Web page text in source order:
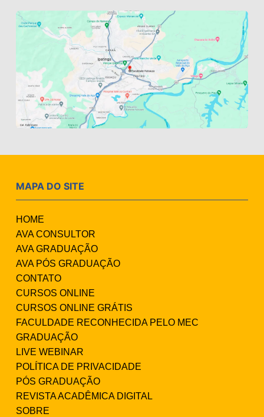
MAPA DO SITE
HOME
AVA CONSULTOR
AVA GRADUAÇÃO
AVA PÓS GRADUAÇÃO
CONTATO
CURSOS ONLINE
CURSOS ONLINE GRÁTIS
FACULDADE RECONHECIDA PELO MEC
GRADUAÇÃO
LIVE WEBINAR
POLÍTICA DE PRIVACIDADE
PÓS GRADUAÇÃO
REVISTA ACADÊMICA DIGITAL
SOBRE